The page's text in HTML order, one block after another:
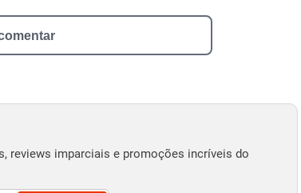
reviews imparciais e promoções incríveis do